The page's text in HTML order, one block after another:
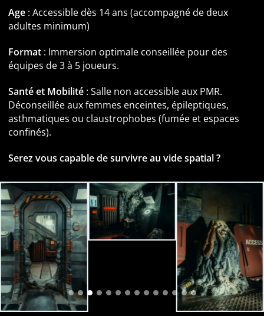
Age : Accessible dès 14 ans (accompagné de deux
adultes minimum)
Format : Immersion optimale conseillée pour des
équipes de 3 à 5 joueurs.
Santé et Mobilité : Salle non accessible aux PMR.
Déconseillée aux femmes enceintes, épileptiques,
asthmatiques ou claustrophobes (fumée et espaces
confinés).
Serez vous capable de survivre au vide spatial ?